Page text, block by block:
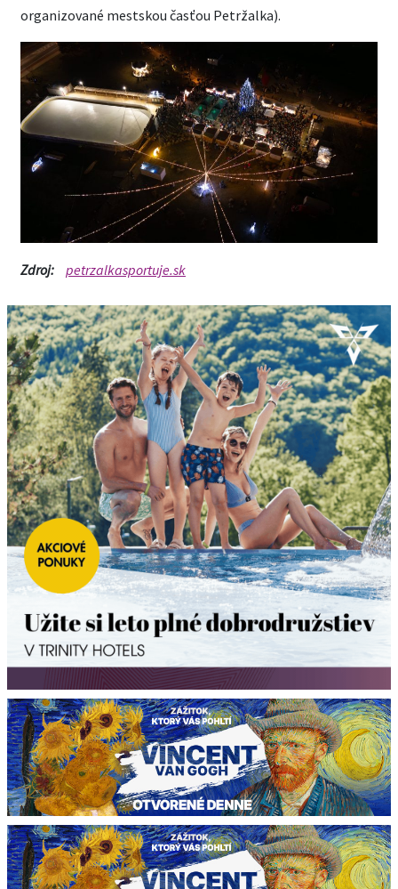
organizované mestskou časťou Petržalka).
Zdroj: petrzalkasportuje.sk